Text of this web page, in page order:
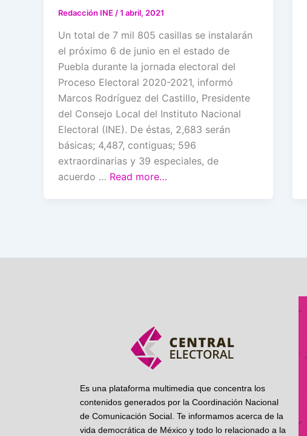
Redacción INE /1 abril, 2021
Un total de 7 mil 805 casillas se instalarán
el próximo 6 de junio en el estado de
Puebla durante la jornada electoral del
Proceso Electoral 2020-2021, informó
Marcos Rodríguez del Castillo, Presidente
del Consejo Local del Instituto Nacional
Electoral (INE). De éstas, 2,683 serán
básicas; 4,487, contiguas; 596
extraordinarias y 39 especiales, de
acuerdo … Read more…
Es una plataforma multimedia que concentra los
contenidos generados por la Coordinación Nacional
de Comunicación Social. Te informamos acerca de la
vida democrática de México y todo lo relacionado a la